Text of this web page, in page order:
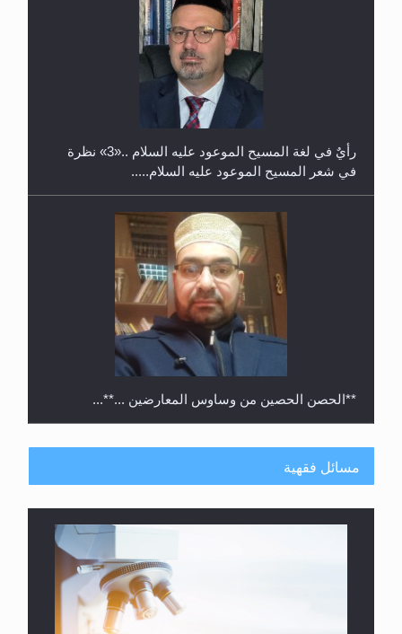
حفل توزيع الشهادات في الجامعة الأحمدية بنيجيريا لعام
رأيٌ في لغة المسيح الموعود عليه السلام ..«3» نظرة
في شعر المسيح الموعود عليه السلام.....
**الحصن الحصين من وساوس المعارضين ...**...
مسائل فقهية